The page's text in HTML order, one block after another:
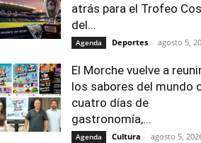
atrás para el Trofeo
del...
Agenda Deportes - agosto 5,
El Morche vuelve a
los sabores del mundo
cuatro días de
gastronomía,...
Agenda Cultura - agosto 5,